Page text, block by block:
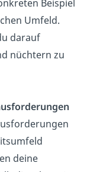
Beispiel
Umfeld.
darauf
nüchtern zu
deine